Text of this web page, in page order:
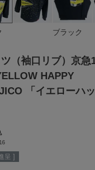
ブラック
（袖口リブ）京急
HAPPY
「イエローハ
呈 ]